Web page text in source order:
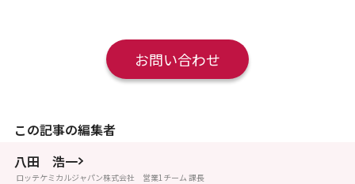
お問い合わせ
この記事の編集者
八田 浩一
ロッテケミカルジャパン株式会社 営業1チーム 課長